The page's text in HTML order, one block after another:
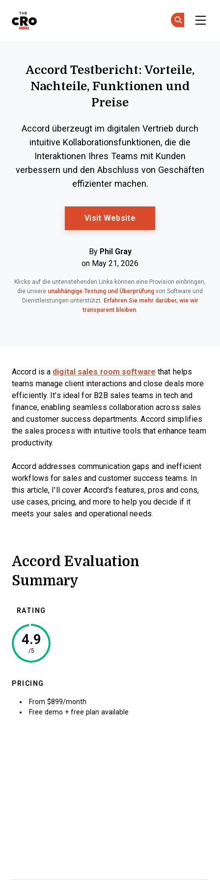
Accord Testbericht: Vorteile,
Nachteile, Funktionen und
Preise
Accord überzeugt im digitalen Vertrieb durch
intuitive Kollaborationsfunktionen, die die
Interaktionen Ihres Teams mit Kunden
verbessern und den Abschluss von Geschäften
effizienter machen.
Visit Website
By Phil Gray
on May 21, 2026
Klicks auf die untenstehenden Links können eine Provision einbringen,
die unsere unabhängige Testung und Überprüfung von Software und
Dienstleistungen unterstützt. Erfahren Sie mehr darüber, wie wir
transparent bleiben.
Accord is a digital sales room software that helps
teams manage client interactions and close deals more
efficiently. It's ideal for B2B sales teams in tech and
finance, enabling seamless collaboration across sales
and customer success departments. Accord simplifies
the sales process with intuitive tools that enhance team
productivity.
Accord addresses communication gaps and inefficient
workflows for sales and customer success teams. In
this article, I'll cover Accord's features, pros and cons,
use cases, pricing, and more to help you decide if it
meets your sales and operational needs.
Accord Evaluation
Summary
RATING
4.9
/5
PRICING
From $899/month
Free demo + free plan available